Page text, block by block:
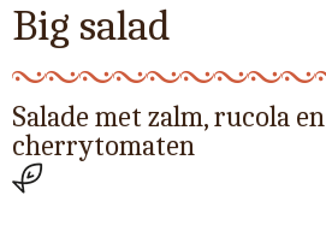
Big salad
Salade met zalm, rucola en
cherrytomaten